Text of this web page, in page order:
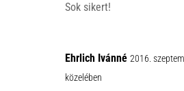
Sok sikert!
Ehrlich Ivánné 2016.
közelében